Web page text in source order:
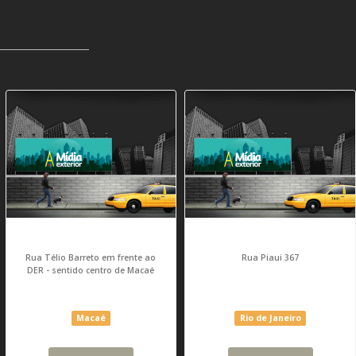
Rua Télio Barreto em frente ao
DER - sentido centro de Macaé
Macaé
Rua Piaui 367
Rio de Janeiro